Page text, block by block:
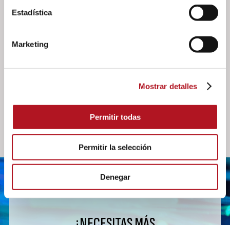
Estadística
Marketing
Mostrar detalles
Permitir todas
Permitir la selección
Denegar
DOWNLOAD
Documents
Manual de uso e instrucción IFP-3